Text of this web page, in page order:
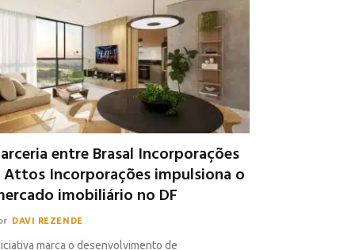
entre Brasal Incorporações
Attos Incorporações impulsiona o
imobiliário no DF
DAVI REZENDE
marca o desenvolvimento de